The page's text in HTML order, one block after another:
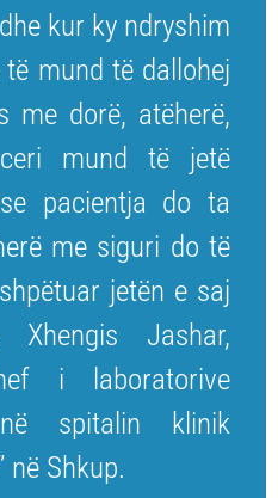
kur ky ndryshim
mund të dallohej
me dorë, atëherë,
mund të jetë
pacientja do ta
me siguri do të
jetën e saj
Jashar,
i laboratorive
në spitalin klinik
në Shkup.